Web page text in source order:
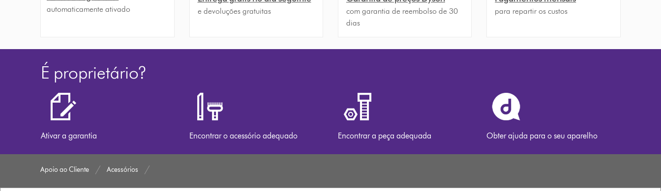
automaticamente ativado e devoluções gratuitas
com garantia de reembolso de 30
dias
para repartir os custos
É proprietário?
Ativar a garantia Encontrar o acessório adequado Encontrar a peça adequada Obter ajuda para o seu aparelho
Apoio ao Cliente Acessórios